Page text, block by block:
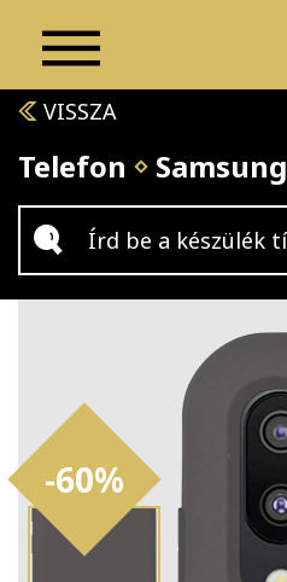
VISSZA
Telefon Samsung
-60%